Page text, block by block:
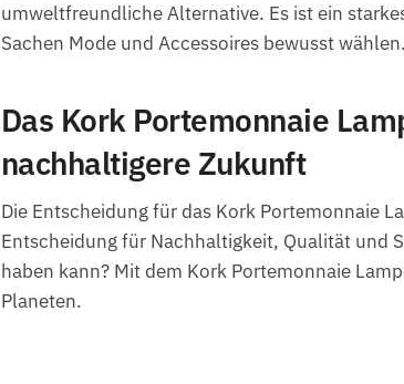
umweltfreundliche Alternative. Es ist ein
Sachen Mode und Accessoires bewusst wählen.
Das Kork Portemonnaie
nachhaltigere Zukunft
Die Entscheidung für das Kork Portemonnaie
Entscheidung für Nachhaltigkeit, Qualität und
haben kann? Mit dem Kork Portemonnaie
Planeten.